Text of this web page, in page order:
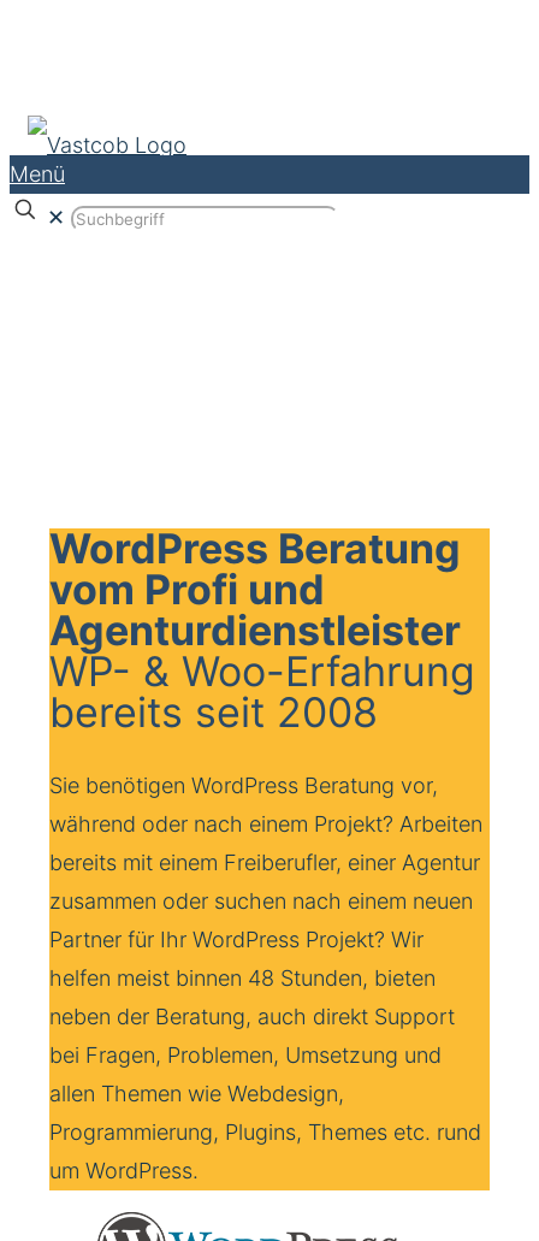
Menü
✕
WordPress Beratung
vom Profi und
Agenturdienstleister
WP- & Woo-Erfahrung
bereits seit 2008
Sie benötigen WordPress Beratung vor,
während oder nach einem Projekt? Arbeiten
bereits mit einem Freiberufler, einer Agentur
zusammen oder suchen nach einem neuen
Partner für Ihr WordPress Projekt? Wir
helfen meist binnen 48 Stunden, bieten
neben der Beratung, auch direkt Support
bei Fragen, Problemen, Umsetzung und
allen Themen wie Webdesign,
Programmierung, Plugins, Themes etc. rund
um WordPress.